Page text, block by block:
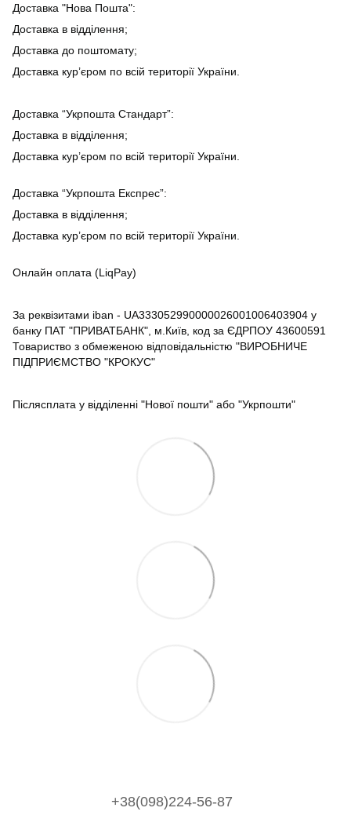
Доставка "Нова Пошта":
Доставка в відділення;
Доставка до поштомату;
Доставка кур’єром по всій території України.
Доставка “Укрпошта Стандарт”:
Доставка в відділення;
Доставка кур’єром по всій території України.
Доставка “Укрпошта Експрес”:
Доставка в відділення;
Доставка кур’єром по всій території України.
Онлайн оплата (LiqPay)
За реквізитами iban - UA333052990000026001006403904 у
банку ПАТ "ПРИВАТБАНК", м.Київ, код за ЄДРПОУ 43600591
Товариство з обмеженою відповідальністю "ВИРОБНИЧЕ
ПІДПРИЄМСТВО "КРОКУС"
Післясплата у відділенні "Нової пошти" або "Укрпошти"
+38(098)224-56-87